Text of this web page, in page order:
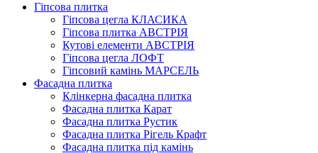
Гіпсова плитка
Гіпсова цегла КЛАСИКА
Гіпсова плитка АВСТРІЯ
Кутові елементи АВСТРІЯ
Гіпсова цегла ЛОФТ
Гіпсовий камінь МАРСЕЛЬ
Фасадна плитка
Клінкерна фасадна плитка
Фасадна плитка Карат
Фасадна плитка Рустик
Фасадна плитка Рігель Крафт
Фасадна плитка під камінь